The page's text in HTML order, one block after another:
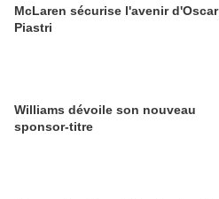
McLaren sécurise l'avenir d'Oscar
Piastri
Williams dévoile son nouveau
sponsor-titre